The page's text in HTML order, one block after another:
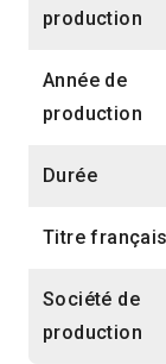
production
Année de
production
Durée
Titre français
Société de
production